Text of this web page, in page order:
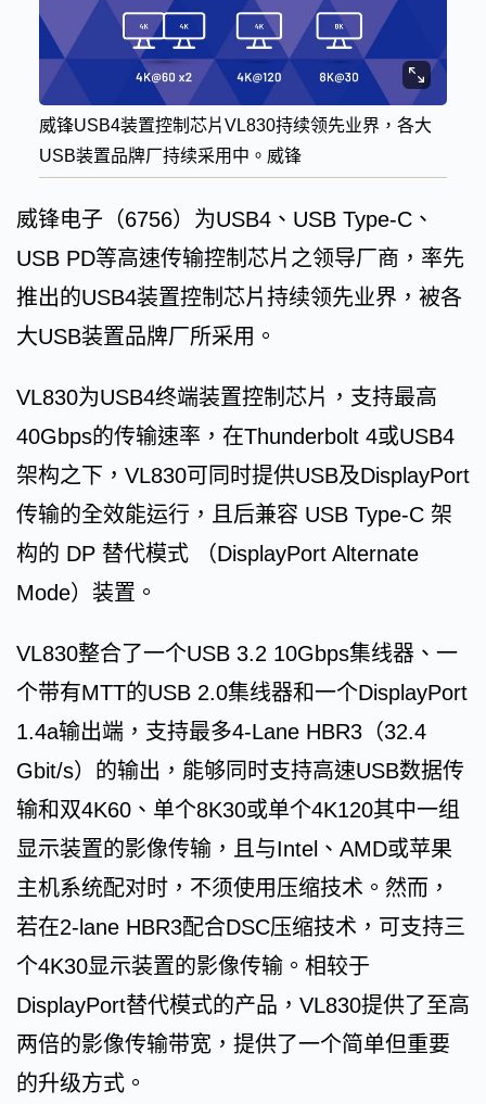
威锋USB4装置控制芯片VL830持续领先业界，各大
USB装置品牌厂持续采用中。威锋
威锋电子（6756）为USB4、USB Type-C、
USB PD等高速传输控制芯片之领导厂商，率先
推出的USB4装置控制芯片持续领先业界，被各
大USB装置品牌厂所采用。
VL830为USB4终端装置控制芯片，支持最高
40Gbps的传输速率，在Thunderbolt 4或USB4
架构之下，VL830可同时提供USB及DisplayPort
传输的全效能运行，且后兼容 USB Type-C 架
构的 DP 替代模式 （DisplayPort Alternate
Mode）装置。
VL830整合了一个USB 3.2 10Gbps集线器、一
个带有MTT的USB 2.0集线器和一个DisplayPort
1.4a输出端，支持最多4-Lane HBR3（32.4
Gbit/s）的输出，能够同时支持高速USB数据传
输和双4K60、单个8K30或单个4K120其中一组
显示装置的影像传输，且与Intel、AMD或苹果
主机系统配对时，不须使用压缩技术。然而，
若在2-lane HBR3配合DSC压缩技术，可支持三
个4K30显示装置的影像传输。相较于
DisplayPort替代模式的产品，VL830提供了至高
两倍的影像传输带宽，提供了一个简单但重要
的升级方式。